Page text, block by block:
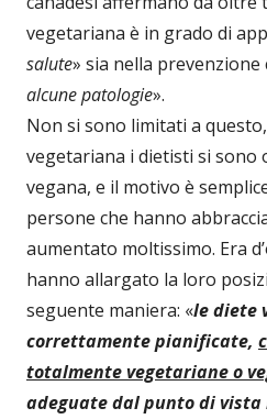
vegetariana è in grado di
salute» sia nella prevenzione
alcune patologie».
Non si sono limitati a
vegetariana i dietisti si sono
vegana, e il motivo è
persone che hanno
aumentato moltissimo. Era
hanno allargato la loro
seguente maniera: «le diete
correttamente pianificate,
totalmente vegetariane o
adeguate dal punto di vista